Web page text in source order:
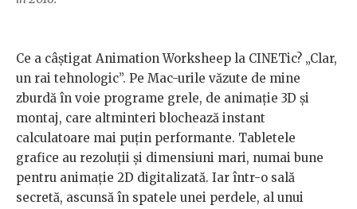
Ce a câștigat Animation Worksheep la CINETic? „Clar,
un rai tehnologic”. Pe Mac-urile văzute de mine
zburdă în voie programe grele, de animație 3D și
montaj, care altminteri blochează instant
calculatoare mai puțin performante. Tabletele
grafice au rezoluții și dimensiuni mari, numai bune
pentru animație 2D digitalizată. Iar într-o sală
secretă, ascunsă în spatele unei perdele, al unui